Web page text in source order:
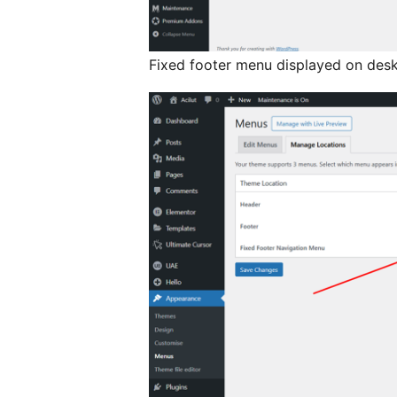
Fixed footer menu displayed on